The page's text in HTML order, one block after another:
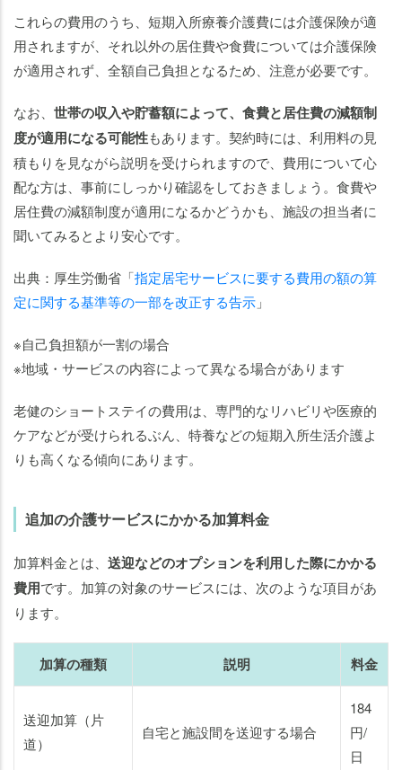
これらの費用のうち、短期入所療養介護費には介護保険が適
用されますが、それ以外の居住費や食費については介護保険
が適用されず、全額自己負担となるため、注意が必要です。
なお、 世帯の収入や貯蓄額によって、食費と居住費の減額制
度が適用になる可能性もあります。契約時には、利用料の見
積もりを見ながら説明を受けられますので、費用について心
配な方は、事前にしっかり確認をしておきましょう。食費や
居住費の減額制度が適用になるかどうかも、施設の担当者に
聞いてみるとより安心です。
出典：厚生労働省「指定居宅サービスに要する費用の額の算
定に関する基準等の一部を改正する告示 」
※自己負担額が一割の場合
※地域・サービスの内容によって異なる場合があります
老健のショートステイの費用は、専門的なリハビリや医療的
ケアなどが受けられるぶん、特養などの短期入所生活介護よ
りも高くなる傾向にあります。
追加の介護サービスにかかる加算料金
加算料金とは、 送迎などのオプションを利用した際にかかる
費用です。加算の対象のサービスには、次のような項目があ
ります。
加算の種類 説明 料金
送迎加算（片
道）
自宅と施設間を送迎する場合
184
円/
日